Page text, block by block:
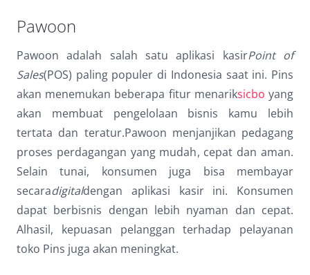
Pawoon
Pawoon adalah salah satu aplikasi kasirPoint of
Sales(POS) paling populer di Indonesia saat ini. Pins
akan menemukan beberapa fitur menariksicbo yang
akan membuat pengelolaan bisnis kamu lebih
tertata dan teratur.Pawoon menjanjikan pedagang
proses perdagangan yang mudah, cepat dan aman.
Selain tunai, konsumen juga bisa membayar
secaradigitaldengan aplikasi kasir ini. Konsumen
dapat berbisnis dengan lebih nyaman dan cepat.
Alhasil, kepuasan pelanggan terhadap pelayanan
toko Pins juga akan meningkat.